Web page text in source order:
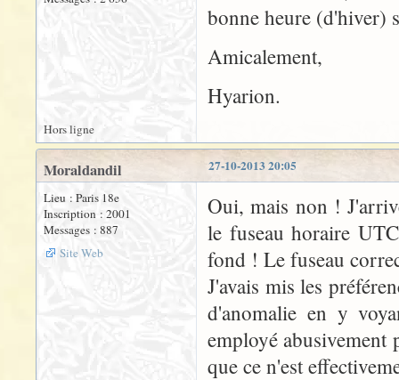
bonne heure (d'hiver)
Amicalement,
Hyarion.
Hors ligne
27-10-2013 20:05
Moraldandil
Lieu : Paris 18e
Inscription : 2001
Messages : 887
Site Web
Oui, mais non !
le fuseau horaire
fond ! Le fuseau
J'avais mis les
d'anomalie en y
employé abusivement
que ce n'est